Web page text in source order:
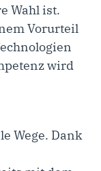
Wahl ist.
Vorurteil
wird
Wege. Dank